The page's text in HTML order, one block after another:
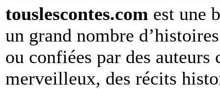
touslescontes.com est une
un grand nombre
ou confiées par des
merveilleux, des récits